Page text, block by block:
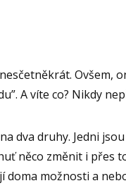
Ovšem,
A víte co? Nikdy
dva druhy. Jedni
něco změnit i přes
doma možnosti a